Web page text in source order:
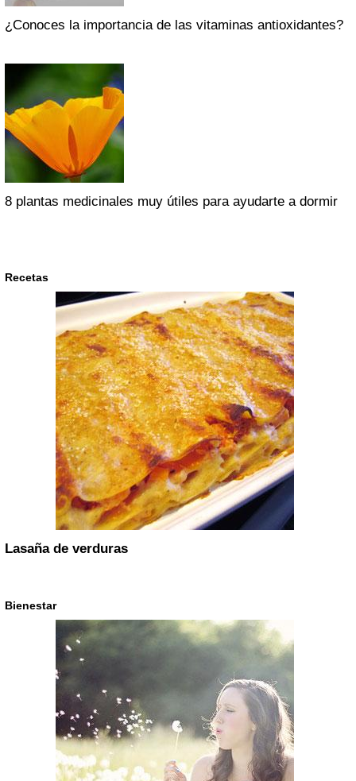
¿Conoces la importancia de las vitaminas antioxidantes?
8 plantas medicinales muy útiles para ayudarte a dormir
Recetas
Lasaña de verduras
Bienestar